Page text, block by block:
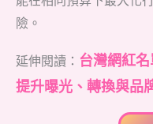
險。
延伸閱讀： 台灣網紅
提升曝光、轉換與品